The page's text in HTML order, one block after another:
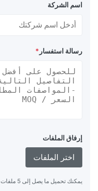
اسم الشركة
رسالة استفسار*
إرفاق الملفات
اختر الملفات
يمكنك تحميل ما يصل إلى 5 ملفات وكل ملف بحجم 10M أقصى.